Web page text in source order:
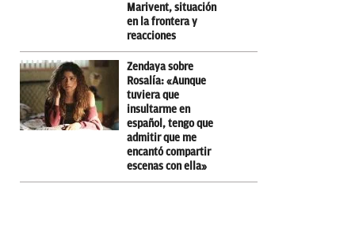
Marivent, situación
en la frontera y
reacciones
Zendaya sobre
Rosalía: «Aunque
tuviera que
insultarme en
español, tengo que
admitir que me
encantó compartir
escenas con ella»